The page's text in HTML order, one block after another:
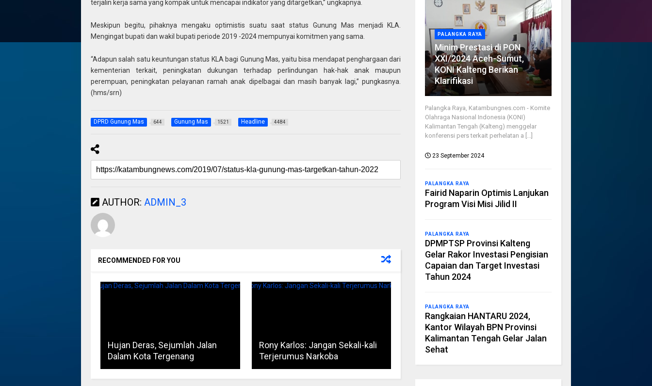
terjalin kerja sama yang kompak untuk mencapai indikator yang ditargetkan,” ungkapnya.
Meskipun begitu, pihaknya mengaku optimistis suatu saat status Gunung Mas menjadi KLA.
Mengingat bupati dan wakil bupati periode 2019 -2024 mempunyai komitmen yang sama.
“Adapun salah satu keuntungan status KLA bagi Gunung Mas, yaitu bisa mendapat penghargaan dari
kementerian terkait, peningkatan dukungan terhadap perlindungan hak-hak anak maupun
perempuan, peningkatan pelayanan ramah anak dipelbagai dan masih banyak lagi,” pungkasnya.
(hms/srn)
DPRD Gunung Mas 644 Gunung Mas 1521 Headline 4484
AUTHOR: ADMIN_3
RECOMMENDED FOR YOU
Hujan Deras, Sejumlah Jalan
Dalam Kota Tergenang
Rony Karlos: Jangan Sekali-kali
Terjerumus Narkoba
PALANGKA RAYA
Minim Prestasi di PON
XXI/2024 Aceh-Sumut,
KONI Kalteng Berikan
Klarifikasi
Palangka Raya, Katambungnes.com - Komite
Olahraga Nasional Indonesia (KONI)
Kalimantan Tengah (Kalteng) menggelar
konferensi pers terkait perhelatan a [...]
23 September 2024
PALANGKA RAYA
Fairid Naparin Optimis Lanjukan
Program Visi Misi Jilid II
PALANGKA RAYA
DPMPTSP Provinsi Kalteng
Gelar Rakor Investasi Pengisian
Capaian dan Target Investasi
Tahun 2024
PALANGKA RAYA
Rangkaian HANTARU 2024,
Kantor Wilayah BPN Provinsi
Kalimantan Tengah Gelar Jalan
Sehat